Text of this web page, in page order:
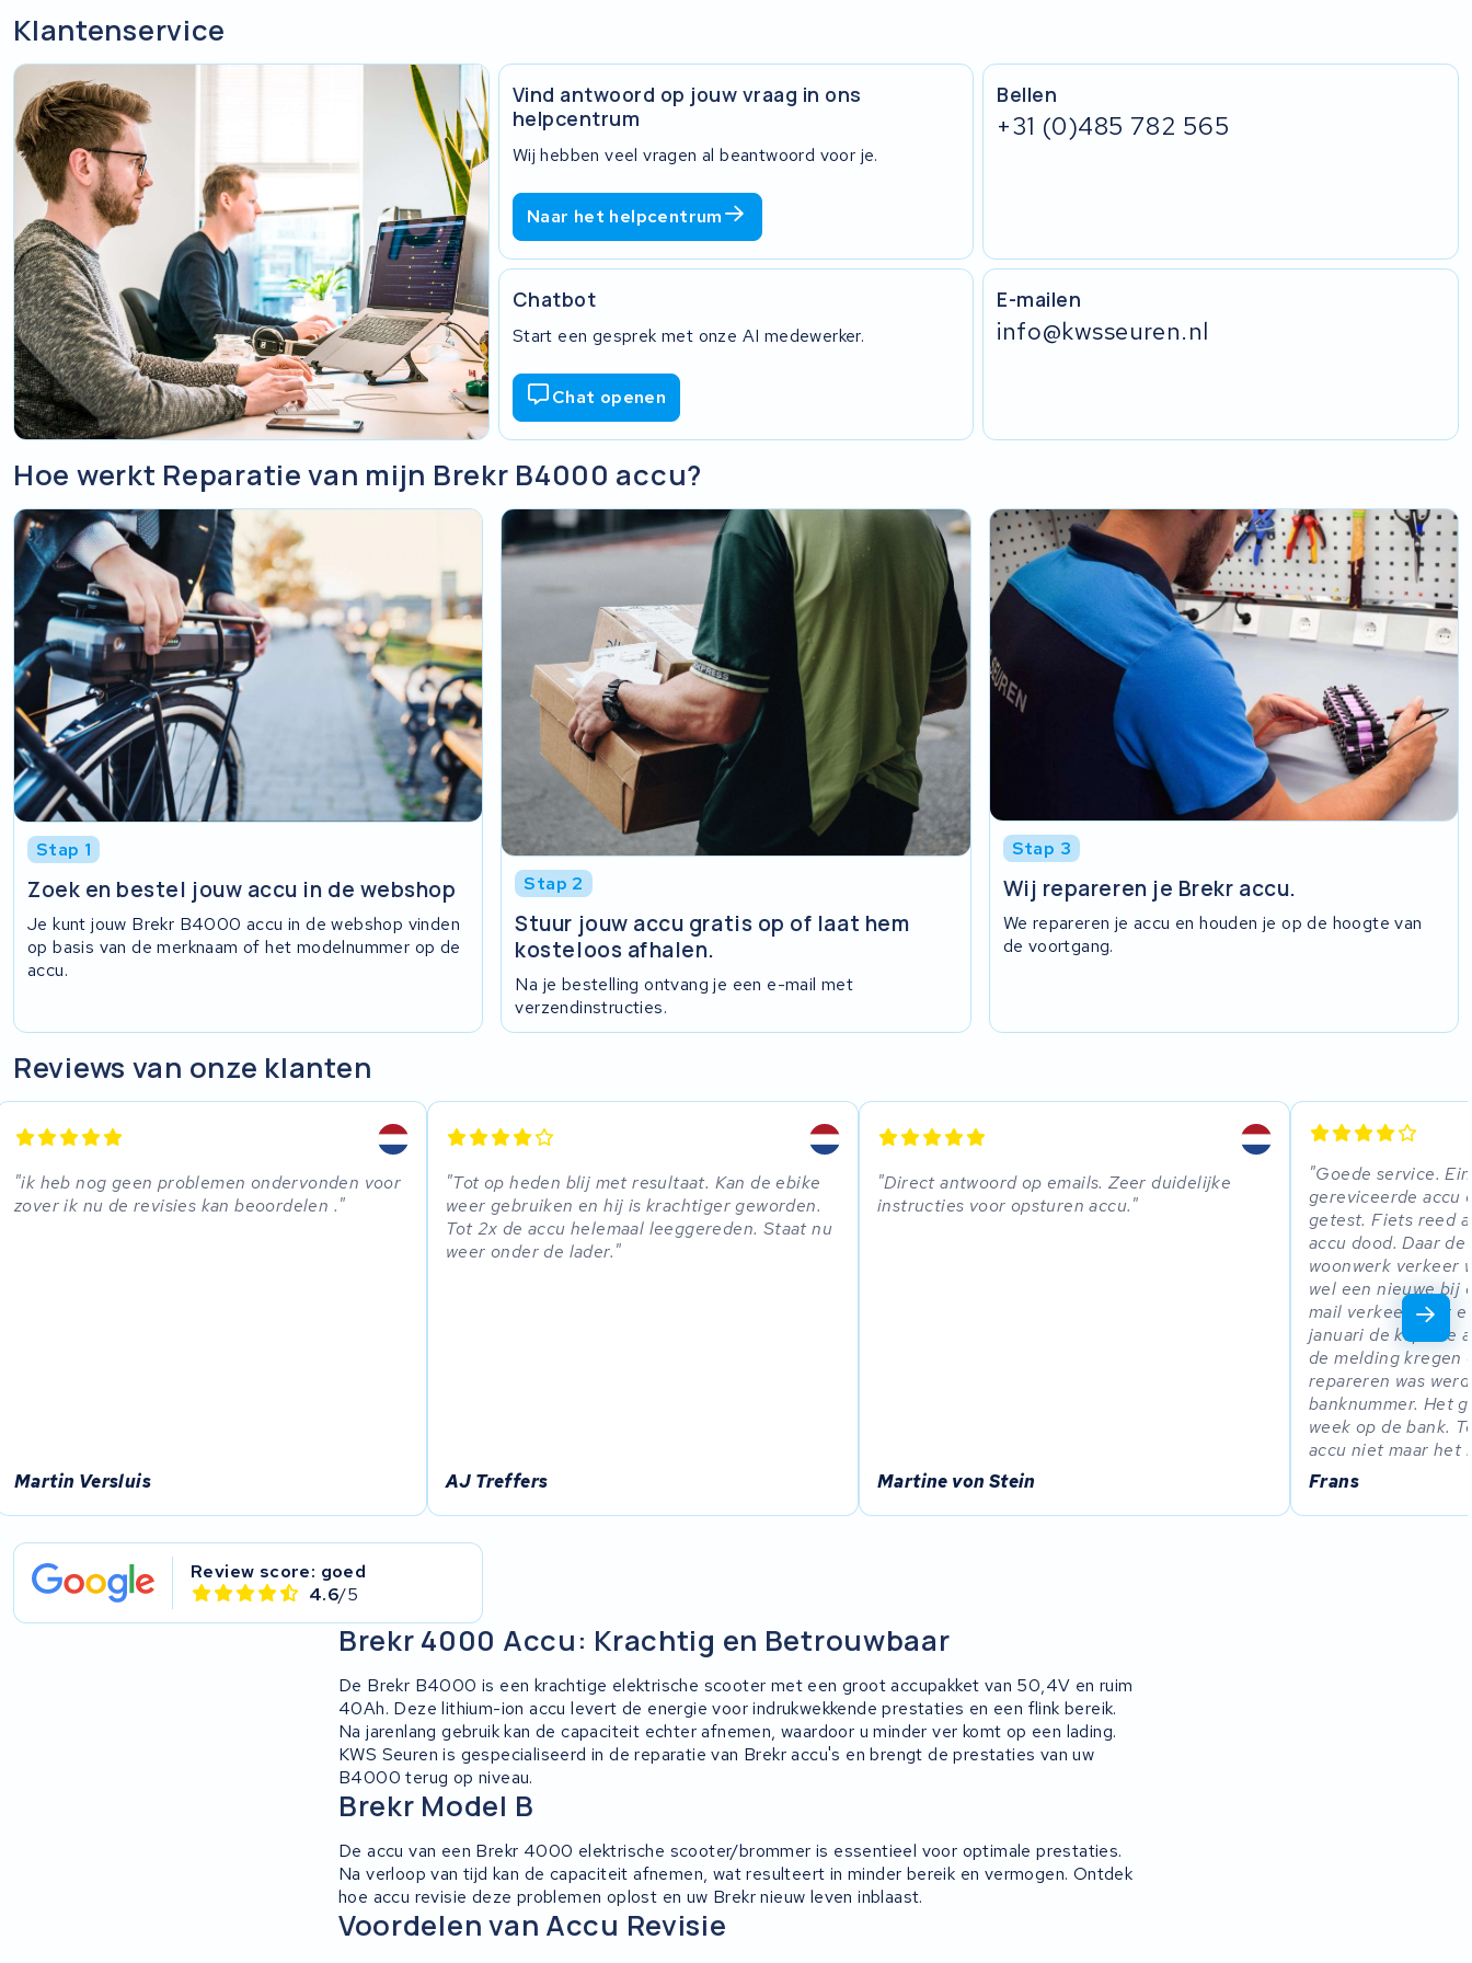
zo zijn dat wij de accu nog niet eerder binnen hebben gehad en dus niet zeker weten of de accu te
reviseren is met de daarbij behorende capaciteiten.
In veel gevallen kunnen wij de accu nog wel repareren ook al is een revisie niet mogelijk.
Klantenservice
Vind antwoord op jouw vraag in ons
helpcentrum
Wij hebben veel vragen al beantwoord voor je.
Naar het helpcentrum
Bellen
+31 (0)485 782 565
E-mailen
info@kwsseuren.nl
Chatbot
Start een gesprek met onze AI medewerker.
Chat openen
Hoe werkt Reparatie van mijn Brekr B4000 accu?
Stap 1
Zoek en bestel jouw accu in de webshop
Je kunt jouw Brekr B4000 accu in de webshop vinden
op basis van de merknaam of het modelnummer op de
accu.
Stap 2
Stuur jouw accu gratis op of laat hem
kosteloos afhalen.
Na je bestelling ontvang je een e-mail met
verzendinstructies.
Stap 3
Wij repareren je Brekr accu.
We repareren je accu en houden je op de hoogte van
de voortgang.
Reviews van onze klanten
ik heb nog geen problemen ondervonden voor
zover ik nu de revisies kan beoordelen .
Martin Versluis
Tot op heden blij met resultaat. Kan de ebike
weer gebruiken en hij is krachtiger geworden.
Tot 2x de accu helemaal leeggereden. Staat nu
weer onder de lader.
AJ Treffers
Direct antwoord op emails. Zeer duidelijke
instructies voor opsturen accu.
Martine von Stein
Goede service.
gereviceerde accu
getest. Fiets reed
accu dood. Daar
woonwerk verkeer
wel een nieuwe bij
mail verkeer over
januari de kapotte
de melding
repareren was
banknummer. Het
week op de bank.
accu niet maar het
Frans
Review score: goed
4.6/5
Brekr 4000 Accu: Krachtig en Betrouwbaar
De Brekr B4000 is een krachtige elektrische scooter met een groot accupakket van 50,4V en ruim
40Ah. Deze lithium-ion accu levert de energie voor indrukwekkende prestaties en een flink bereik.
Na jarenlang gebruik kan de capaciteit echter afnemen, waardoor u minder ver komt op een lading.
KWS Seuren is gespecialiseerd in de reparatie van Brekr accu's en brengt de prestaties van uw
B4000 terug op niveau.
Brekr Model B
De accu van een Brekr 4000 elektrische scooter/brommer is essentieel voor optimale prestaties.
Na verloop van tijd kan de capaciteit afnemen, wat resulteert in minder bereik en vermogen. Ontdek
hoe accu revisie deze problemen oplost en uw Brekr nieuw leven inblaast.
Voordelen van Accu Revisie